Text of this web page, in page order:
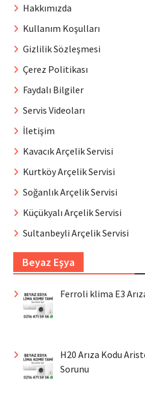
Hakkımızda
Kullanım Koşulları
Gizlilik Sözleşmesi
Çerez Politikası
Faydalı Bilgiler
Servis Videoları
İletişim
Kavacık Arçelik Servisi
Kurtköy Arçelik Servisi
Soğanlık Arçelik Servisi
Küçükyalı Arçelik Servisi
Sultanbeyli Arçelik Servisi
Beyaz Eşya
Ferroli klima E3
H20 Arıza Kodu
Sorunu